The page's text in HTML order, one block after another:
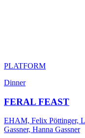
PLATFORM
Dinner
FERAL FEAST
EHAM, Felix Pöttinger,
Gassner, Hanna Gassner